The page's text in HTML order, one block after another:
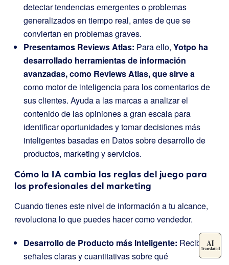
detectar tendencias emergentes o problemas
generalizados en tiempo real, antes de que se
conviertan en problemas graves.
Presentamos Reviews Atlas: Para ello, Yotpo ha
desarrollado herramientas de información
avanzadas, como Reviews Atlas, que sirve a
como motor de inteligencia para los comentarios de
sus clientes. Ayuda a las marcas a analizar el
contenido de las opiniones a gran escala para
identificar oportunidades y tomar decisiones más
inteligentes basadas en Datos sobre desarrollo de
productos, marketing y servicios.
Cómo la IA cambia las reglas del juego para
los profesionales del marketing
Cuando tienes este nivel de información a tu alcance,
revoluciona lo que puedes hacer como vendedor.
Desarrollo de Producto más Inteligente: Recibirá
señales claras y cuantitativas sobre qué